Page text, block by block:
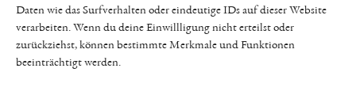
Daten wie das Surfverhalten oder eindeutige IDs auf dieser Website
verarbeiten. Wenn du deine Einwillligung nicht erteilst oder
zurückziehst, können bestimmte Merkmale und Funktionen
beeinträchtigt werden.